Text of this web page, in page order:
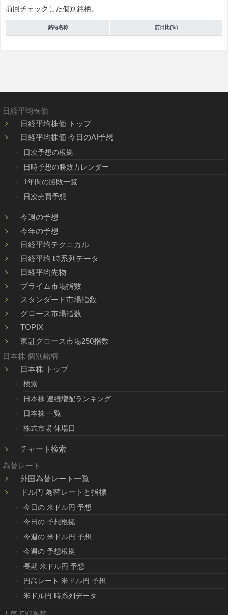
前回チェックした個別銘柄。
銘柄名称 前日比(%)
日経平均株価
日経平均株価 トップ
日経平均株価 今日のAI予想
日次予想の根拠
日時予想の勝敗カレンダー
1年間の勝敗一覧
日次売買予想
今週の予想
今年の予想
日経平均テクニカル
日経平均 時系列データ
日経平均先物
プライム市場指数
スタンダード市場指数
グロース市場指数
TOPIX
東証グロース市場250指数
日本株 個別銘柄
日本株 トップ
検索
日本株 連続増配ランキング
日本株 一覧
株式市場 休場日
チャート検索
為替レート
外国為替レート一覧
ドル円 為替レートと指標
今日の 米ドル円 予想
今日の 予想根拠
今週の 米ドル円 予想
今週の 予想根拠
長期 米ドル円 予想
円高レート 米ドル円 予想
米ドル円 時系列データ